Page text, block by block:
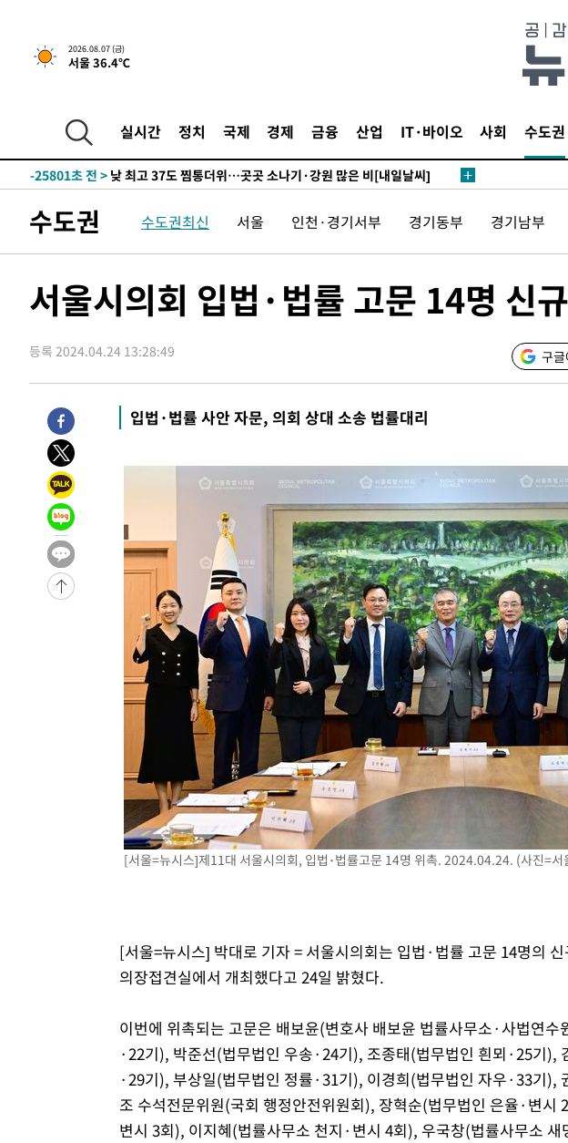
2026.08.07 (금)
서울 36.4℃
실시간 정치 국제 경제 금융 산업 IT·바이오 사회 수도권
-37초 전 >민주 콩고 에볼라환자 4천명 돌파, 4053명 발생 1850명 사망
-27867초 전 >
[속보]이 대통령, '호우피해' 안동·의성 관할 4개 면 특별재난지역
-27830초 전 >
갈 수도
-25801초 전 > 낮 최고 37도 찜통더위…곳곳 소나기·강원 많은 비[내일날씨]
응"
-20963초 전 >
여자배구 이재영·이다영 자매, 아제르바이잔 투란VC 입단
-20216초 전 >외국인 심판 성 접대 7경기 들여다보니…한국 축구 '5승 2무'
-19903초 전 >[속보]코스피, 6200선 약보합…0.60% 내린 6258.77에 마쳐
-19772초 전 >[속보] 노원서 40.1도 관측…서울, 2018년 이후 첫 40도
-16862초 전 >[속보]종합특검, '계엄 수용공간 확보' 신용해 前교정본부장 기소
-15735초 전 >
외신들도 주목한 韓축구 파문…"국민적 공분에 수사 재개"
-15706초 전 >
11시간 압수수색에 성접대 파문까지…'쑥대밭' 된 축구협회
-14728초 전 >
병태 후임
-11086초 전 >
[속보]국힘 윤리위, '돌려차기 발언' 진종오·서범수 징계 절차 개시
-6411초 전 >
[속보] 7월 중국 수출 23.9%↑ 수입 27.5%↑…무역총액 25.3%↑
-3571초 전 >
[속보]'채상병 순직 책임' 임성근, 항소심도 징역 3년
-3437초 전 >
[속보]종합특검, '관저이전 봐주기 감사' 유병호 구속기소
-37초 전 >
민주 콩고 에볼라환자 4천명 돌파, 4053명 발생 1850명 사망
"낮 기온 소폭 하락"…수도권 폭염중대경보, 폭염경보로 하향
[속보]이 대통령, '호우피해' 안동·의성 관할 4개 면 특별재난지역
[단독]중수청 지원 검사들, 정원 초과 시 낮은 계급 임용…희망지 못
낮 최고 37도 찜통더위…곳곳 소나기·강원 많은 비[내일날씨]
SK하이닉스, 용인·청주 팹에 54조 투자…"AI 메모리 수요 선제 대
여자배구 이재영·이다영 자매, 아제르바이잔 투란VC 입단
외국인 심판 성 접대 7경기 들여다보니…한국 축구 '5승 2무'
[속보]코스닥, 2.86포인트(0.36%) 내린 798.81마감
[속보]코스피, 6200선 약보합…0.60% 내린 6258.77에 마쳐
[속보]원·달러 환율, 7.7원 내린 1416.1원 마감
[속보] 노원서 40.1도 관측…서울, 2018년 이후 첫 40도
11시간 압수수색에 성접대 파문까지…'쑥대밭' 된 축구협회
[속보]규제합리화위원회 부위원장에 김태유 서울대 공대 교수…이
[속보] 7월 중국 수출 23.9%↑ 수입 27.5%↑…무역총액 25.3%↑
[속보]'채상병 순직 책임' 임성근, 항소심도 징역 3년
[속보]종합특검, '관저이전 봐주기 감사' 유병호 구속기소
민주 콩고 에볼라환자 4천명 돌파, 4053명 발생 1850명 사망
수도권 수도권최신 서울 인천·경기서부 경기동부 경기남부
서울시의회 입법·법률 고문 14명 신
등록 2024.04.24 13:28:49 구
입법·법률 사안 자문, 의회 상대 소송 법률대리
[서울=뉴시스]제11대 서울시의회, 입법･법률고문 14명 위촉. 2024.04.24. (사진=서
[서울=뉴시스] 박대로 기자 = 서울시의회는 입법·법률 고문 14명의
의장접견실에서 개최했다고 24일 밝혔다.
이번에 위촉되는 고문은 배보윤(변호사 배보윤 법률사무소·사법연
·22기), 박준선(법무법인 우송·24기), 조종태(법무법인 흰뫼·25기),
·29기), 부상일(법무법인 정률·31기), 이경희(법무법인 자우·33기),
조 수석전문위원(국회 행정안전위원회), 장혁순(법무법인 은율·변시
변시 3회), 이지혜(법률사무소 천지·변시 4회), 우국창(법률사무소